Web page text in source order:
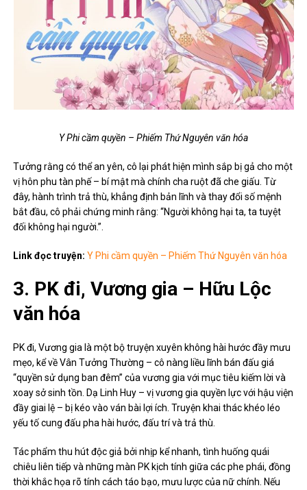
Y Phi cầm quyền – Phiếm Thứ Nguyên văn hóa
Tưởng rằng có thể an yên, cô lại phát hiện mình sắp bị gả cho một
vị hôn phu tàn phế – bí mật mà chính cha ruột đã che giấu. Từ
đây, hành trình trả thù, khẳng định bản lĩnh và thay đổi số mệnh
bắt đầu, cô phải chứng minh rằng: “Người không hại ta, ta tuyệt
đối không hại người.”.
Link đọc truyện:Y Phi cầm quyền – Phiếm Thứ Nguyên văn hóa
3. PK đi, Vương gia – Hữu Lộc
văn hóa
PK đi, Vương gia là một bộ truyện xuyên không hài hước đầy mưu
mẹo, kể về Vân Tưởng Thường – cô nàng liều lĩnh bán đấu giá
“quyền sử dụng ban đêm” của vương gia với mục tiêu kiếm lời và
xoay sở sinh tồn. Dạ Linh Huy – vị vương gia quyền lực với hậu viện
đầy giai lệ – bị kéo vào ván bài lợi ích. Truyện khai thác khéo léo
yếu tố cung đấu pha hài hước, đấu trí và trả thù.
Tác phẩm thu hút độc giả bởi nhịp kể nhanh, tình huống quái
chiêu liên tiếp và những màn PK kịch tính giữa các phe phái, đồng
thời khắc họa rõ tính cách táo bạo, mưu lược của nữ chính. Nếu